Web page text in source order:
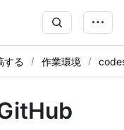
する 作業環境